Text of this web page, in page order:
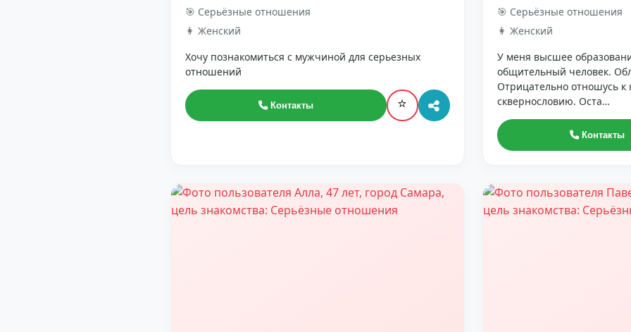
🎯 Серьёзные отношения
👩 Женский
Хочу познакомиться с мужчиной для серьезных
отношений
Контакты ⭐
🎯 Серьёзные отношения
👩 Женский
У меня высшее
общительный человек.
Отрицательно отношусь
сквернословию. Оста…
Контакты